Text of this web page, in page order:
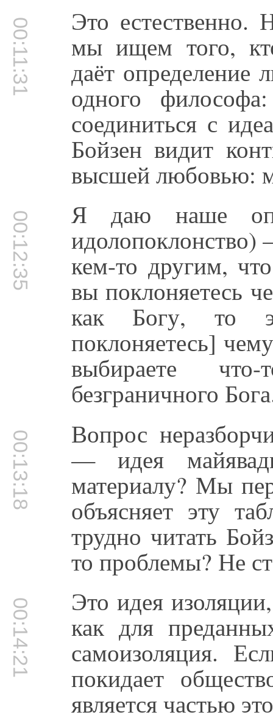
00:11:31 Это
мы ищем того,
даёт определение
одного
соединиться с
Бойзен видит
высшей любовью:
00:12:35 Я даю наше
идолопоклонство)
кем-то другим,
вы поклоняетесь
как Богу, то
поклоняетесь]
выбираете
безграничного
00:13:18 Вопрос
— идея
материалу? Мы
объясняет эту
трудно читать
то проблемы? Не
00:14:21 Это идея
как для
самоизоляция.
покидает
является частью